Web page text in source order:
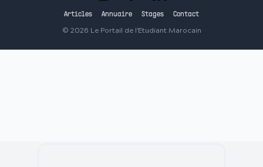
Articles Annuaire Stages Contact
© 2026 Le Portail de l'Etudiant Marocain